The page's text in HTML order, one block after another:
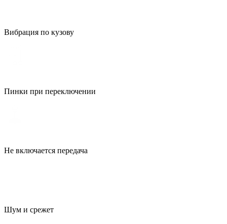
Вибрация по кузову
Пинки при переключении
Не включается передача
Шум и срежет